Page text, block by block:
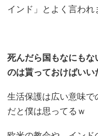
インド」とよく言われ
死んだら国もなにもな
のは貰っておけばいい
生活保護は広い意味
だと僕は思ってるｗ